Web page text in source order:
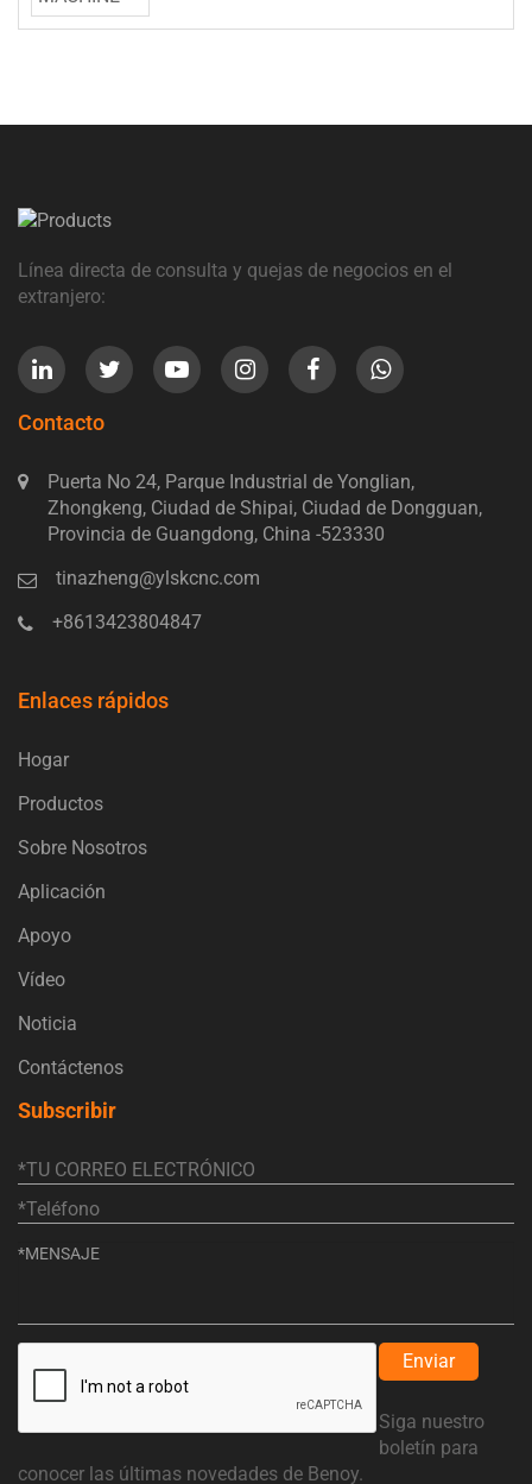
Línea directa de consulta y quejas de negocios en el
extranjero:
Contacto
Puerta No 24, Parque Industrial de Yonglian,
Zhongkeng, Ciudad de Shipai, Ciudad de Dongguan,
Provincia de Guangdong, China -523330
tinazheng@ylskcnc.com
+8613423804847
Enlaces rápidos
Hogar
Productos
Sobre Nosotros
Aplicación
Apoyo
Vídeo
Noticia
Contáctenos
Subscribir
Enviar
Siga nuestro
boletín para
conocer las últimas novedades de Benoy.